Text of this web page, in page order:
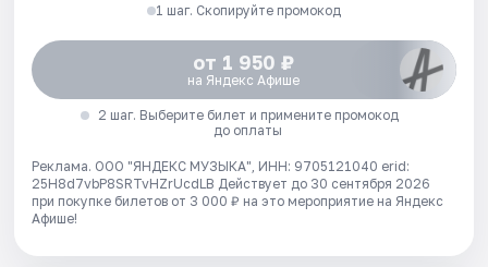
1 шаг. Скопируйте промокод
от 1 950 ₽
на Яндекс Афише
2 шаг. Выберите билет и примените промокод
до оплаты
Реклама. ООО "ЯНДЕКС МУЗЫКА", ИНН: 9705121040 erid:
25H8d7vbP8SRTvHZrUcdLB Действует до 30 сентября 2026
при покупке билетов от 3 000 ₽ на это мероприятие на Яндекс
Афише!